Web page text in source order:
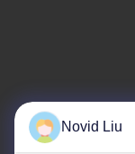
Novid Liu